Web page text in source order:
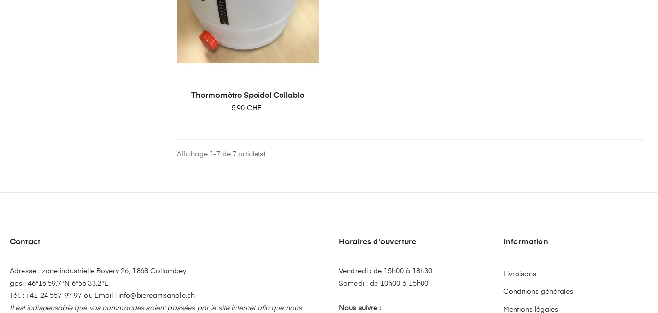
Thermomètre Speidel Collable
Prix
5,90 CHF
Affichage 1-7 de 7 article(s)
Contact
Adresse : zone industrielle Bovéry 26, 1868 Collombey
gps : 46°16'59.7"N 6°56'33.2"E
Tél. : +41 24 557 97 97 ou Email : info@biereartisanale.ch
Il est indispensable que vos commandes soient passées par le site internet afin que nous
Horaires d'ouverture
Vendredi : de 15h00 à 18h30
Samedi : de 10h00 à 15h00
Nous suivre :
Information
Livraisons
Conditions générales
Mentions légales